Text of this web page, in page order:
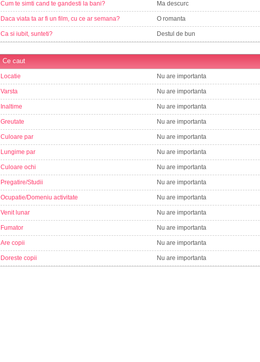
Cum te simti cand te gandesti la bani? Ma descurc
Daca viata ta ar fi un film, cu ce ar semana? O romanta
Ca si iubit, sunteti? Destul de bun
Ce caut
Locatie Nu are importanta
Varsta Nu are importanta
Inaltime Nu are importanta
Greutate Nu are importanta
Culoare par Nu are importanta
Lungime par Nu are importanta
Culoare ochi Nu are importanta
Pregatire/Studii Nu are importanta
Ocupatie/Domeniu activitate Nu are importanta
Venit lunar Nu are importanta
Fumator Nu are importanta
Are copii Nu are importanta
Doreste copii Nu are importanta